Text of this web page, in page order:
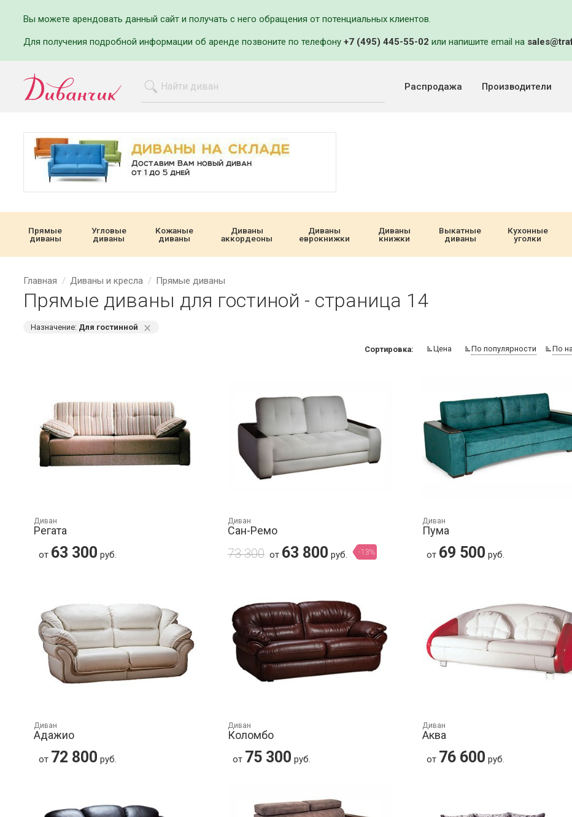
Вы можете арендовать данный сайт и получать с него обращения от потенциальных клиентов.
Для получения подробной информации об аренде позвоните по телефону +7 (495) 445-55-02 или напишите email на
Распродажа Производители
Прямые
диваны
Угловые
диваны
Кожаные
диваны
Диваны
аккордеоны
Диваны
еврокнижки
Диваны
книжки
Выкатные
диваны
Кухонные
уголки
Главная Диваны и кресла Прямые диваны
Прямые диваны для гостиной - страница 14
Назначение: Для гостинной ⨯
Сортировка: Цена По популярности По
Диван
Регата
от 63 300 руб.
Диван
Сан-Ремо
73 300 от 63 800 руб. -13%
Диван
Пума
от 69 500 руб.
Диван
Адажио
от 72 800 руб.
Диван
Коломбо
от 75 300 руб.
Диван
Аква
от 76 600 руб.